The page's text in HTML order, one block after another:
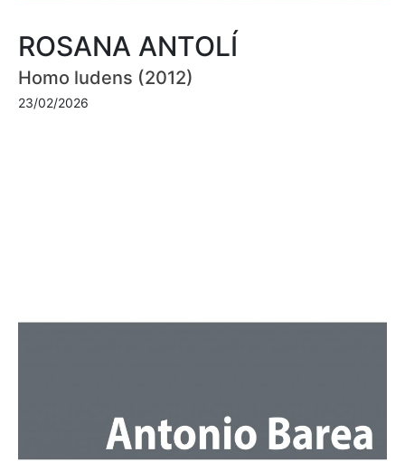
ROSANA ANTOLÍ
Homo ludens (2012)
23/02/2026